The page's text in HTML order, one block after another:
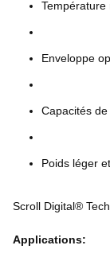
Température
Enveloppe
Capacités
Poids léger
Scroll Digital®
Applications: